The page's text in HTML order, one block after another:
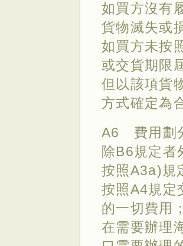
如買方沒有
貨物滅失或
如買方未按
或交貨期限
但以該項貨
方式確定為
A6 費用劃
除B6規定者
按照A3a)規
按照A4規定
的一切費用
在需要辦理